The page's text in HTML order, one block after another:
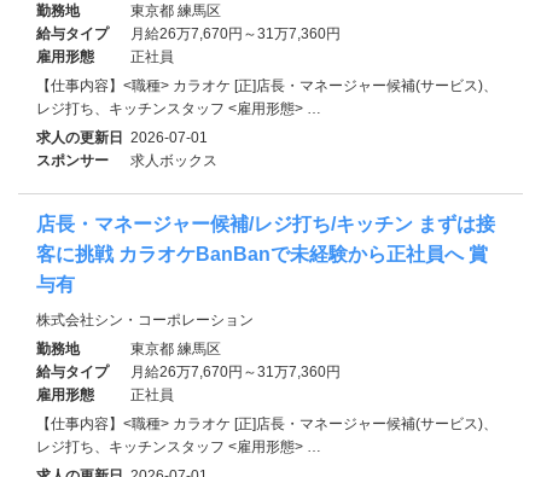
勤務地
東京都 練馬区
給与タイプ
月給26万7,670円～31万7,360円
雇用形態
正社員
【仕事内容】<職種> カラオケ [正]店長・マネージャー候補(サービス)、
レジ打ち、キッチンスタッフ <雇用形態> …
求人の更新日 2026-07-01
スポンサー
求人ボックス
店長・マネージャー候補/レジ打ち/キッチン まずは接
客に挑戦 カラオケBanBanで未経験から正社員へ 賞
与有
株式会社シン・コーポレーション
勤務地
東京都 練馬区
給与タイプ
月給26万7,670円～31万7,360円
雇用形態
正社員
【仕事内容】<職種> カラオケ [正]店長・マネージャー候補(サービス)、
レジ打ち、キッチンスタッフ <雇用形態> …